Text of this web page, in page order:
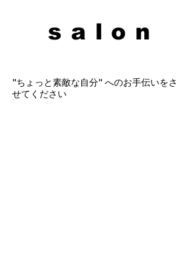
salon
"ちょっと素敵な自分" へのお手伝いをさ
せてください